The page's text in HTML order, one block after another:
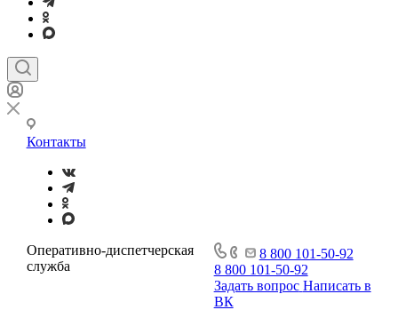
Контакты
Оперативно-диспетчерская
служба
8 800 101-50-92
8 800 101-50-92
Задать вопрос Написать в
ВК